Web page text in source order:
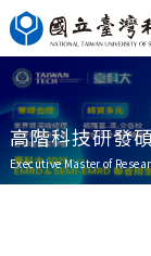
跳
到
主
要
內
容
區
高階科技研發
Executive Master of